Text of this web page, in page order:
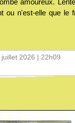
ou n'est-elle que le
juillet 2026 | 22h09